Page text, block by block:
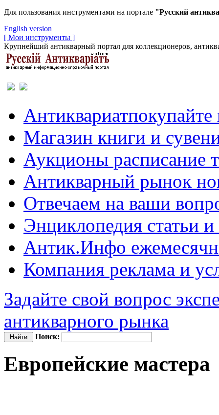
Для пользования инструментами на портале "Русский
English version
[ Мои инструменты ]
Крупнейший антикварный портал для коллекционеров,
Антиквариатпокупайте
Магазин книги и
Аукционы расписание
Антикварный рынок
Отвечаем на ваши
Энциклопедия статьи
Антик.Инфо
Компания реклама и
Задайте свой вопрос
антикварного рынка
Поиск:
Европейские мастера